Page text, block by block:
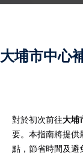
大埔市中心
對於初次前往大埔
要。本指南將提供
點，節省時間及避